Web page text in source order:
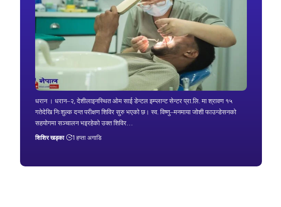
धरान । धरान–२, देशीलाइनस्थित ओम साई डेन्टल इम्प्लान्ट सेन्टर प्रा.लि. मा श्रावण १५
गतेदेखि निःशुल्क दन्त परीक्षण शिविर सुरु भएको छ। स्व. विष्णु–मनमाया जोशी फाउन्डेसनको
सहयोगमा सञ्चालन भइरहेको उक्त शिविर…
शिशिर खड्का
1 हप्ता अगाडि